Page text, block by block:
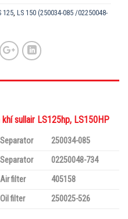
125 LS 150 (250034-085 /02250048-
sullair LS125hp, LS150HP
Separator
250034-085
Separator
02250048-734
Air filter
405158
Oil filter
250025-526